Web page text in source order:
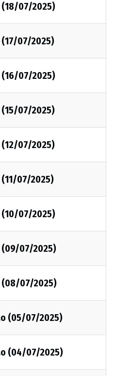
07/2025)
07/2025)
07/2025)
07/2025)
07/2025)
07/2025)
07/2025)
07/2025)
07/2025)
(05/07/2025)
(04/07/2025)